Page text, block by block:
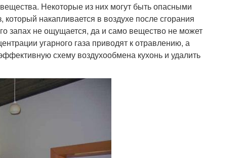
Некоторые из них могут быть опасными
накапливается в воздухе после сгорания
запах не ощущается, да и само вещество не может
угарного газа приводят к отравлению, а
схему воздухообмена кухонь и удалить